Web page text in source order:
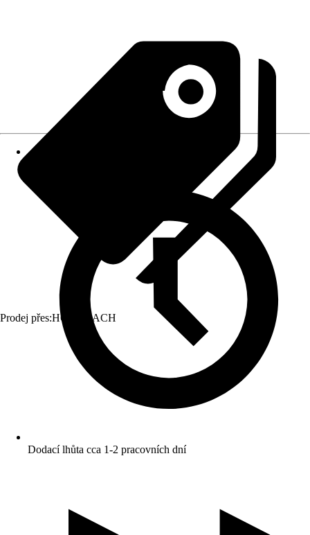
Prodej přes:HORNBACH
Dodací lhůta cca 1-2 pracovních dní